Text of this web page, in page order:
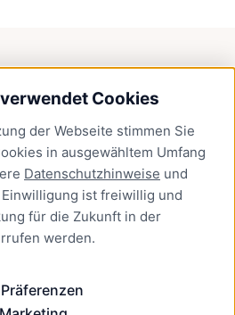
Cookies
der Webseite stimmen Sie
in ausgewähltem Umfang
Datenschutzhinweise und
Einwilligung ist freiwillig und
für die Zukunft in der
werden.
Präferenzen